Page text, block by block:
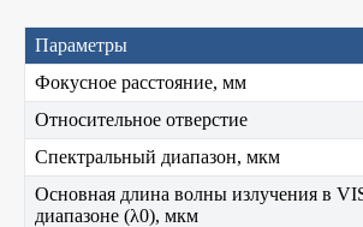
Параметры
Фокусное расстояние, мм
Относительное отверстие
Спектральный диапазон, мкм
Основная длина волны излучения в
диапазоне (λ0), мкм